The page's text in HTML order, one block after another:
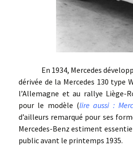
En 1934, Mercedes développe
dérivée de la Mercedes 130 type
l’Allemagne et au rallye Liège-
pour le modèle (lire aussi :
d’ailleurs remarqué pour ses
Mercedes-Benz estiment
public avant le printemps 1935.